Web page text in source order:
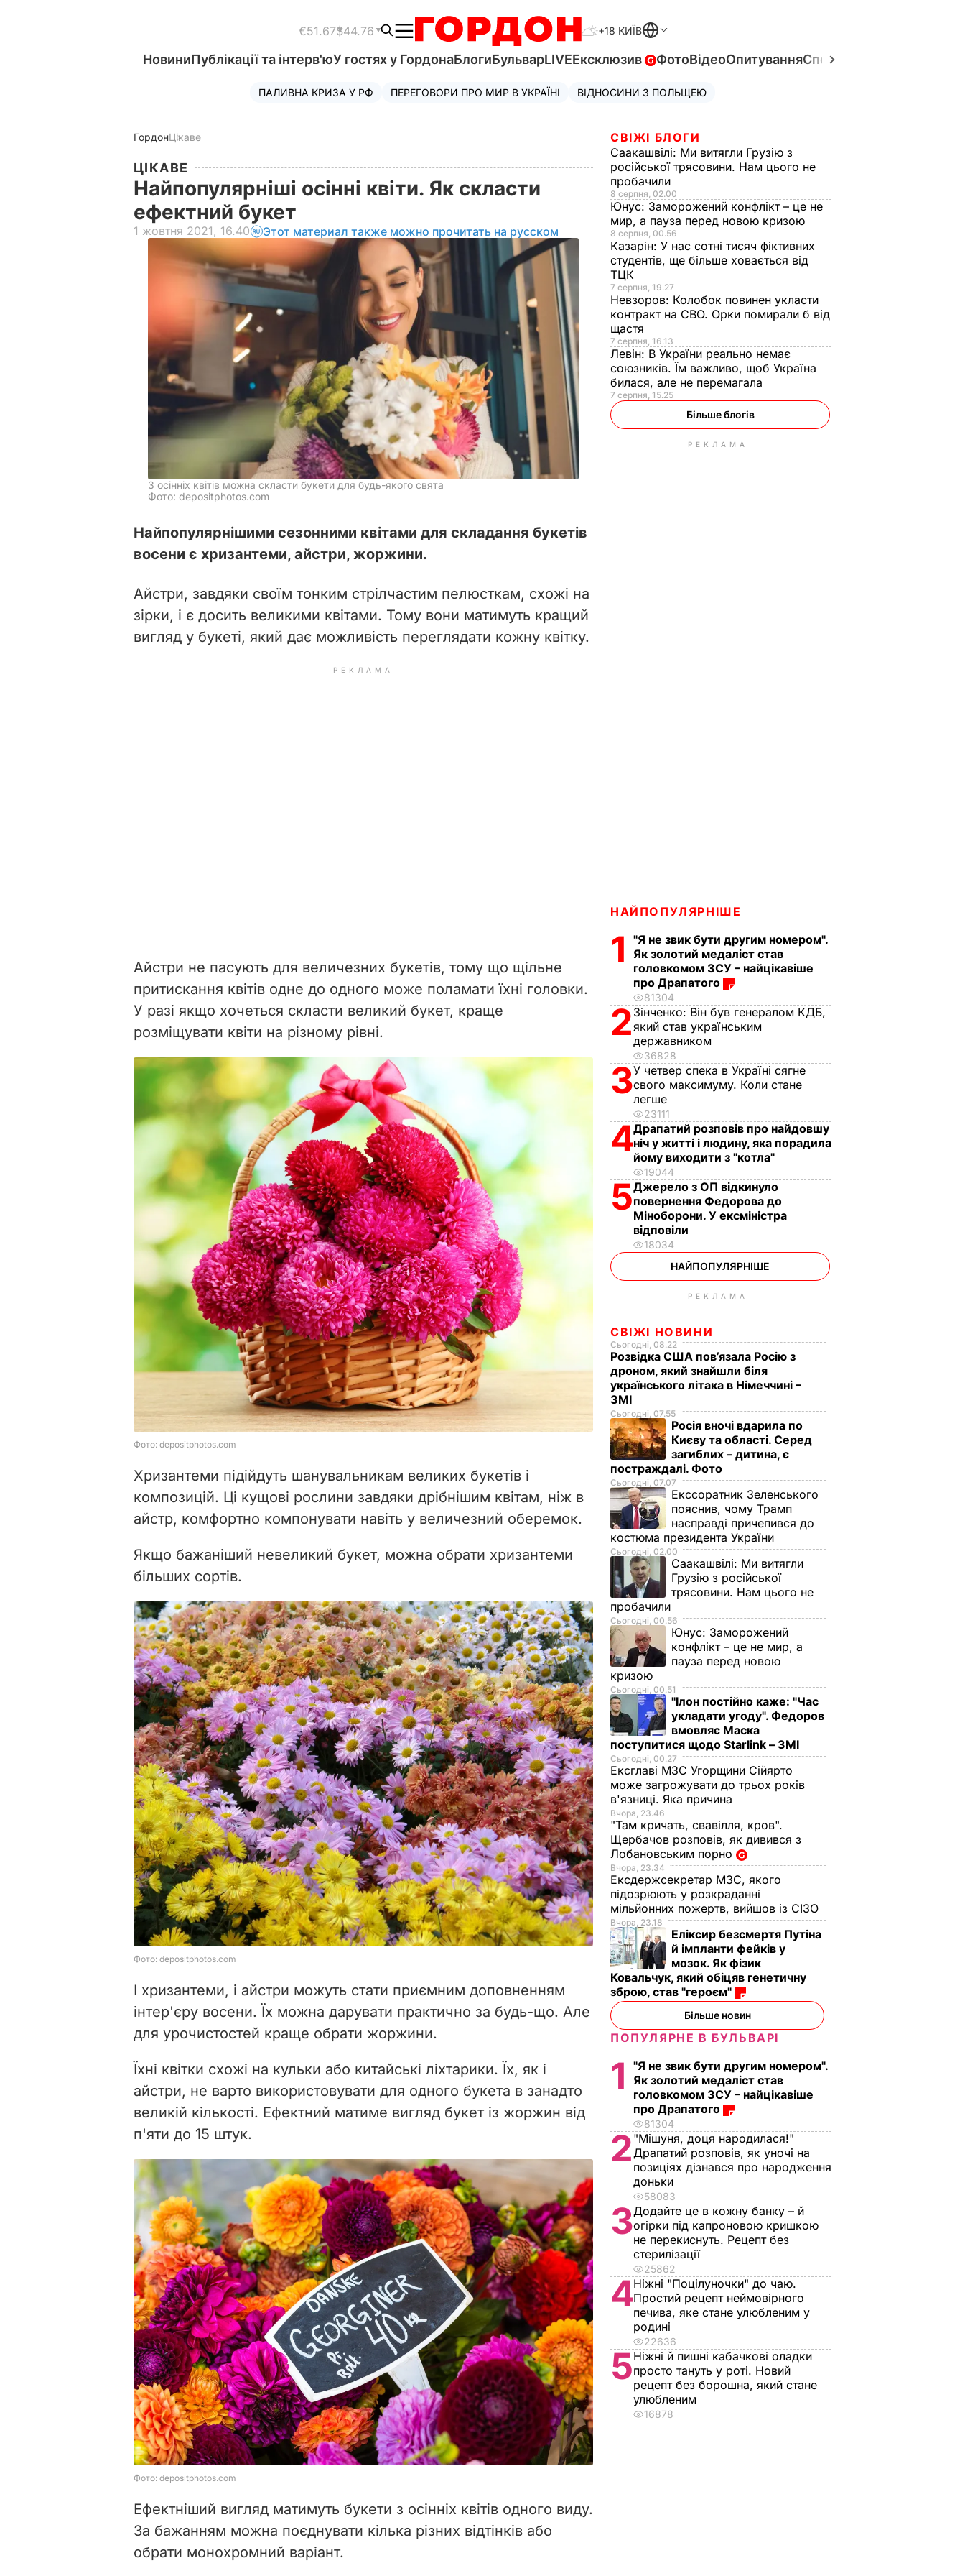
€51.67$44.76 +18 КИЇВ
НовиниПублікації та інтерв'юУ гостях у ГордонаБлогиБульварLIVEЕксклюзив ФотоВідеоОпитуванняСпецпроєкти
ПАЛИВНА КРИЗА У РФ ПЕРЕГОВОРИ ПРО МИР В УКРАЇНІ ВІДНОСИНИ З ПОЛЬЩЕЮ
ГордонЦікаве
ЦІКАВЕ
Найпопулярніші осінні квіти. Як скласти
ефектний букет
1 жовтня 2021, 16.40 Этот материал также можно прочитать на русском
З осінніх квітів можна скласти букети для будь-якого свята
Фото: depositphotos.com
Найпопулярнішими сезонними квітами для складання букетів
восени є хризантеми, айстри, жоржини.
Айстри, завдяки своїм тонким стрілчастим пелюсткам, схожі на
зірки, і є досить великими квітами. Тому вони матимуть кращий
вигляд у букеті, який дає можливість переглядати кожну квітку.
РЕКЛАМА
Айстри не пасують для величезних букетів, тому що щільне
притискання квітів одне до одного може поламати їхні головки.
У разі якщо хочеться скласти великий букет, краще
розміщувати квіти на різному рівні.
Хризантеми підійдуть шанувальникам великих букетів і
композицій. Ці кущові рослини завдяки дрібнішим квітам, ніж в
айстр, комфортно компонувати навіть у величезний оберемок.
Якщо бажаніший невеликий букет, можна обрати хризантеми
більших сортів.
І хризантеми, і айстри можуть стати приємним доповненням
інтер'єру восени. Їх можна дарувати практично за будь-що. Але
для урочистостей краще обрати жоржини.
Їхні квітки схожі на кульки або китайські ліхтарики. Їх, як і
айстри, не варто використовувати для одного букета в занадто
великій кількості. Ефектний матиме вигляд букет із жоржин від
п'яти до 15 штук.
Ефектніший вигляд матимуть букети з осінніх квітів одного виду.
За бажанням можна поєднувати кілька різних відтінків або
обрати монохромний варіант.
СВІЖІ БЛОГИ
Саакашвілі: Ми витягли Грузію з
російської трясовини. Нам цього не
пробачили
8 серпня, 02.00
Юнус: Заморожений конфлікт – це не
мир, а пауза перед новою кризою
8 серпня, 00.56
Казарін: У нас сотні тисяч фіктивних
студентів, ще більше ховається від
ТЦК
7 серпня, 19.27
Невзоров: Колобок повинен укласти
контракт на СВО. Орки помирали б від
щастя
7 серпня, 16.13
Левін: В України реально немає
союзників. Їм важливо, щоб Україна
билася, але не перемагала
7 серпня, 15.25
Більше блогів
РЕКЛАМА
НАЙПОПУЛЯРНІШЕ
1
"Я не звик бути другим номером".
Як золотий медаліст став
головкомом ЗСУ – найцікавіше
про Драпатого
81304
2 Зінченко: Він був генералом КДБ,
який став українським
державником
36828
3У четвер спека в Україні сягне
свого максимуму. Коли стане
легше
23111
4Драпатий розповів про найдовшу
ніч у житті і людину, яка порадила
йому виходити з "котла"
19044
5Джерело з ОП відкинуло
повернення Федорова до
Міноборони. У ексміністра
відповіли
18034
НАЙПОПУЛЯРНІШЕ
РЕКЛАМА
СВІЖІ НОВИНИ
Сьогодні, 08.22
Розвідка США пов’язала Росію з
дроном, який знайшли біля
українського літака в Німеччині –
ЗМІ
Сьогодні, 07.55
Росія вночі вдарила по
Києву та області. Серед
загиблих – дитина, є
постраждалі. Фото
Сьогодні, 07.07
Екссоратник Зеленського
пояснив, чому Трамп
насправді причепився до
костюма президента України
Сьогодні, 02.00
Саакашвілі: Ми витягли
Грузію з російської
трясовини. Нам цього не
пробачили
Сьогодні, 00.56
Юнус: Заморожений
конфлікт – це не мир, а
пауза перед новою
кризою
Сьогодні, 00.51
"Ілон постійно каже: "Час
укладати угоду". Федоров
вмовляє Маска
поступитися щодо Starlink – ЗМІ
Сьогодні, 00.27
Ексглаві МЗС Угорщини Сійярто
може загрожувати до трьох років
в'язниці. Яка причина
Вчора, 23.46
"Там кричать, свавілля, кров".
Щербачов розповів, як дивився з
Лобановським порно
Вчора, 23.34
Ексдержсекретар МЗС, якого
підозрюють у розкраданні
мільйонних пожертв, вийшов із СІЗО
Вчора, 23.18
Еліксир безсмертя Путіна
й імпланти фейків у
мозок. Як фізик
Ковальчук, який обіцяв генетичну
зброю, став "героєм"
Більше новин
ПОПУЛЯРНЕ В БУЛЬВАРІ
1
"Я не звик бути другим номером".
Як золотий медаліст став
головкомом ЗСУ – найцікавіше
про Драпатого
81304
2 "Мішуня, доця народилася!"
Драпатий розповів, як уночі на
позиціях дізнався про народження
доньки
58083
3Додайте це в кожну банку – й
огірки під капроновою кришкою
не перекиснуть. Рецепт без
стерилізації
25862
4Ніжні "Поцілуночки" до чаю.
Простий рецепт неймовірного
печива, яке стане улюбленим у
родині
22636
5Ніжні й пишні кабачкові оладки
просто тануть у роті. Новий
рецепт без борошна, який стане
улюбленим
16878